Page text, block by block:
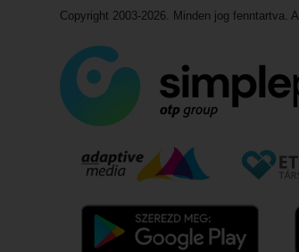
Copyright 2003-2026. Minden jog fenntartva.